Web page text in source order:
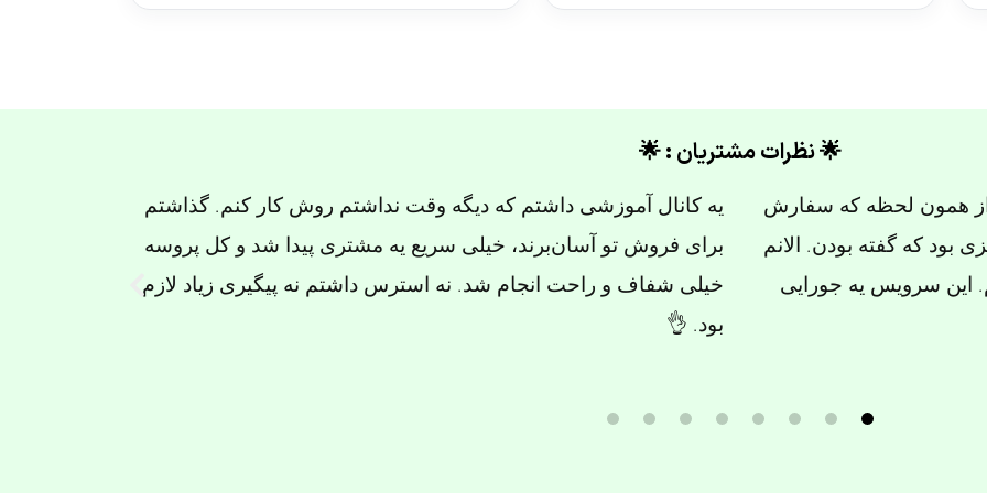
🌟 نظرات مشتریان : 🌟
روش کار کنم. گذاشتم
پیدا شد و کل پروسه
نه پیگیری زیاد لازم
تجربه‌ی من متأسفانه اونقدرها عالی نبود. کانالی که گرفتم با اینکه
مانیتایز بود، ولی کیفیت بازدیدها پایین‌تر از چیزی بود که انتظار داشتم.
امیدوارم دفعه بعد بهتر باشه.